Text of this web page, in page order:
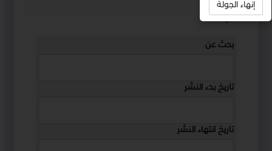
استمع
بحث عن
تاريخ بدء النشر
تاريخ انتهاء النشر
إنهاء الجولة